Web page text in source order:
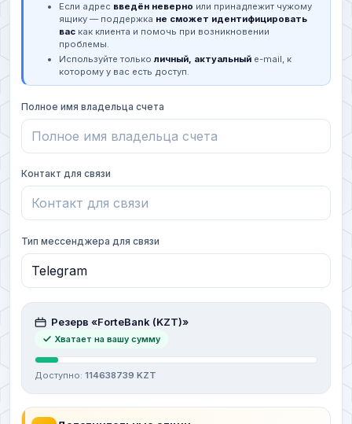
Если адрес введён неверно или принадлежит чужому
ящику — поддержка не сможет идентифицировать
вас как клиента и помочь при возникновении
проблемы.
Используйте тольколичный, актуальный e-mail, к
которому у вас есть доступ.
Полное имя владельца счета
Контакт для связи
Тип мессенджера для связи
Резерв «ForteBank (KZT)»
Хватает на вашу сумму
Доступно: 114638739 KZT